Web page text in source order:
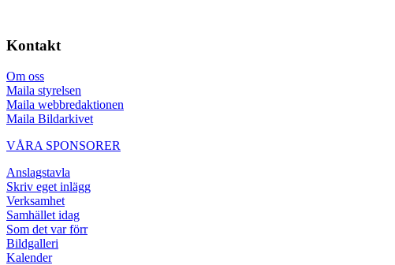
Kontakt
Om oss
Maila styrelsen
Maila webbredaktionen
Maila Bildarkivet
VÅRA SPONSORER
Anslagstavla
Skriv eget inlägg
Verksamhet
Samhället idag
Som det var förr
Bildgalleri
Kalender